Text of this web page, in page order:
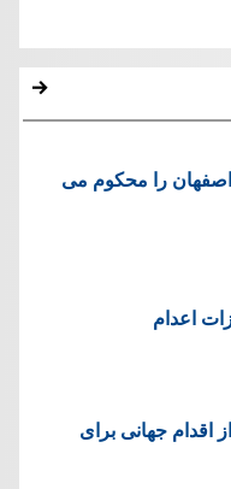
را محکوم می
اعدام
اقدام جهانی برای